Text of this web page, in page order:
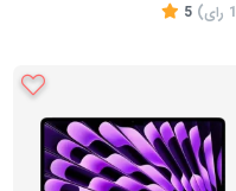
تماس بگیرید
رای)
5